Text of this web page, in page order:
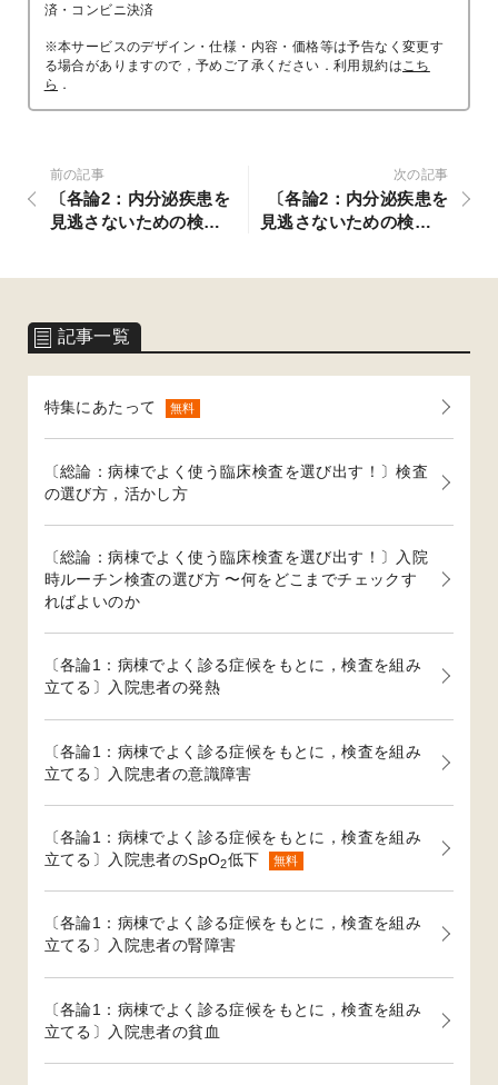
記事一覧
特集にあたって 無料
〔総論：病棟でよく使う臨床検査を選び出す！〕検査
の選び方，活かし方
〔総論：病棟でよく使う臨床検査を選び出す！〕入院
時ルーチン検査の選び方 〜何をどこまでチェックす
ればよいのか
〔各論1：病棟でよく診る症候をもとに，検査を組み
立てる〕入院患者の発熱
〔各論1：病棟でよく診る症候をもとに，検査を組み
立てる〕入院患者の意識障害
〔各論1：病棟でよく診る症候をもとに，検査を組み
立てる〕入院患者のSpO2低下 無料
〔各論1：病棟でよく診る症候をもとに，検査を組み
立てる〕入院患者の腎障害
〔各論1：病棟でよく診る症候をもとに，検査を組み
立てる〕入院患者の貧血
済・コンビニ決済
※本サービスのデザイン・仕様・内容・価格等は予告なく変更す
る場合がありますので，予めご了承ください．利用規約は こち
ら ．
前の記事
〔各論2：内分泌疾患を
見逃さないための検査
次の記事
〔各論2：内分泌疾患を
見逃さないための検査の